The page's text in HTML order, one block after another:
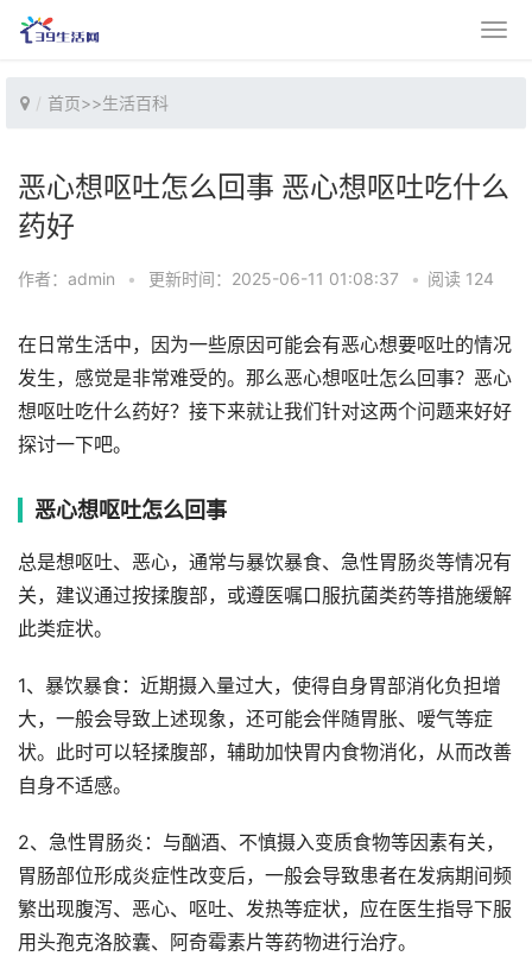
首页>>生活百科
恶心想呕吐怎么回事 恶心想呕吐吃什么
药好
作者：admin • 更新时间：2025-06-11 01:08:37 • 阅读 124
在日常生活中，因为一些原因可能会有恶心想要呕吐的情况
发生，感觉是非常难受的。那么恶心想呕吐怎么回事？恶心
想呕吐吃什么药好？接下来就让我们针对这两个问题来好好
探讨一下吧。
恶心想呕吐怎么回事
总是想呕吐、恶心，通常与暴饮暴食、急性胃肠炎等情况有
关，建议通过按揉腹部，或遵医嘱口服抗菌类药等措施缓解
此类症状。
1、暴饮暴食：近期摄入量过大，使得自身胃部消化负担增
大，一般会导致上述现象，还可能会伴随胃胀、嗳气等症
状。此时可以轻揉腹部，辅助加快胃内食物消化，从而改善
自身不适感。
2、急性胃肠炎：与酗酒、不慎摄入变质食物等因素有关，
胃肠部位形成炎症性改变后，一般会导致患者在发病期间频
繁出现腹泻、恶心、呕吐、发热等症状，应在医生指导下服
用头孢克洛胶囊、阿奇霉素片等药物进行治疗。